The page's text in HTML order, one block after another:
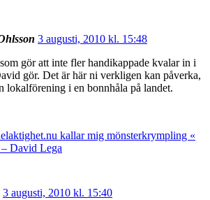
3 augusti, 2010 kl. 15:48
gör att inte fler handikappade kvalar in i
gör. Det är här ni verkligen kan påverka,
lokalförening i en bonnhåla på landet.
kallar mig mönsterkrympling «
David Lega
3 augusti, 2010 kl. 15:40